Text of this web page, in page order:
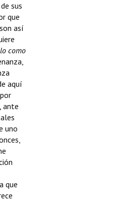
sus
que
así
como
aquí
ante
uno
que